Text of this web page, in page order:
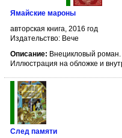
Ямайские мароны
авторская книга, 2016 год
Издательство: Вече
Описание: Внецикловый роман.
Иллюстрация на обложке и
След памяти